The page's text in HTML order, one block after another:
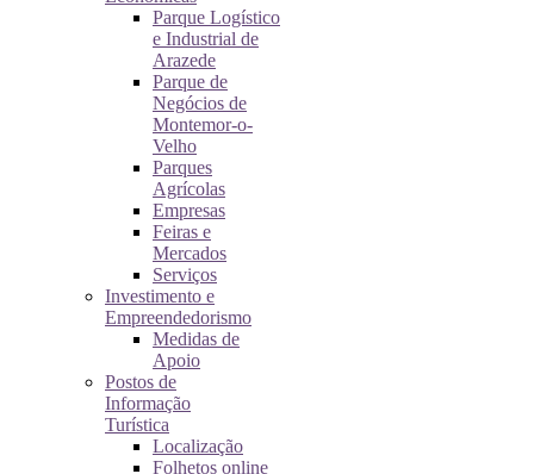
Parque Logístico
e Industrial de
Arazede
Parque de
Negócios de
Montemor-o-
Velho
Parques
Agrícolas
Empresas
Feiras e
Mercados
Serviços
Investimento e
Empreendedorismo
Medidas de
Apoio
Postos de
Informação
Turística
Localização
Folhetos online